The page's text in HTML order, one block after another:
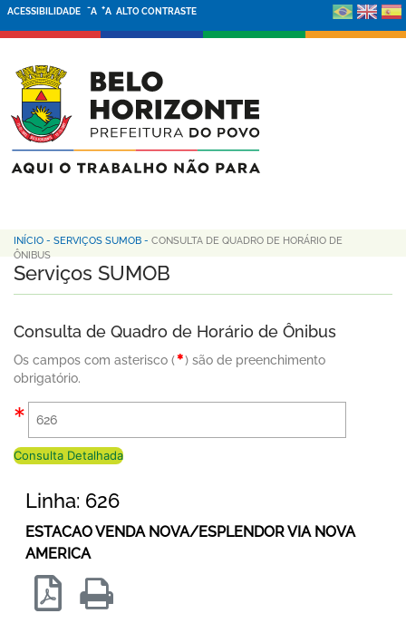
ACESSIBILIDADE -A +A ALTO CONTRASTE
INÍCIO - SERVIÇOS SUMOB - CONSULTA DE QUADRO DE HORÁRIO DE
ÔNIBUS
Serviços SUMOB
Consulta de Quadro de Horário de Ônibus
Os campos com asterisco (
) são de preenchimento
obrigatório.
Consulta Detalhada
Linha: 626
ESTACAO VENDA NOVA/ESPLENDOR VIA NOVA
AMERICA